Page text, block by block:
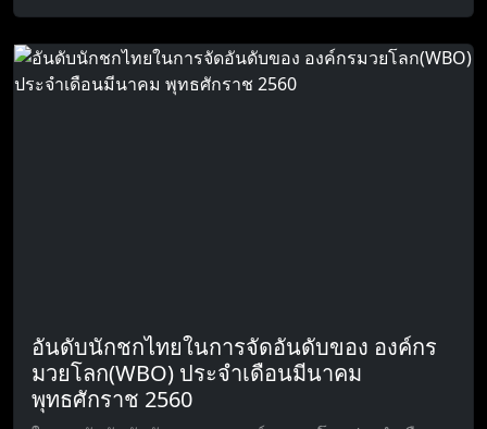
อันดับนักชกไทยในการจัดอันดับของ องค์กร
มวยโลก(WBO) ประจำเดือนมีนาคม
พุทธศักราช 2560